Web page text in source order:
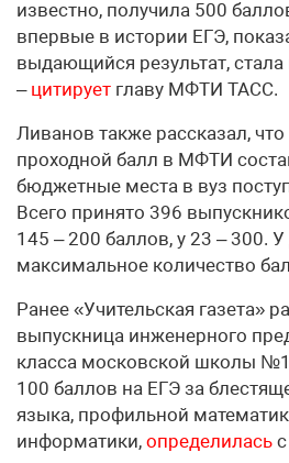
известно, получила 500
впервые в истории ЕГЭ,
выдающийся результат,
– цитирует главу МФТИ ТАСС.
Ливанов также рассказал,
проходной балл в МФТИ
бюджетные места в вуз
Всего принято 396
145 – 200 баллов, у 23 – 300. У
максимальное количество
Ранее «Учительская газета»
выпускница инженерного
класса московской школы
100 баллов на ЕГЭ за
языка, профильной
информатики, определилась